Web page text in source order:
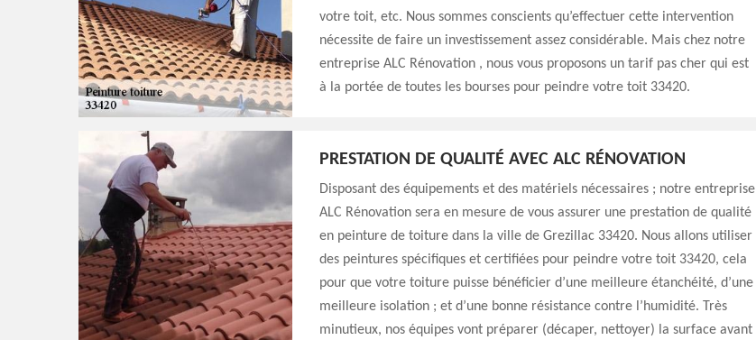
votre toit, etc. Nous sommes conscients qu’effectuer cette intervention
nécessite de faire un investissement assez considérable. Mais chez notre
entreprise ALC Rénovation , nous vous proposons un tarif pas cher qui est
à la portée de toutes les bourses pour peindre votre toit 33420.
PRESTATION DE QUALITÉ AVEC ALC RÉNOVATION
Disposant des équipements et des matériels nécessaires ; notre entreprise
ALC Rénovation sera en mesure de vous assurer une prestation de qualité
en peinture de toiture dans la ville de Grezillac 33420. Nous allons utiliser
des peintures spécifiques et certifiées pour peindre votre toit 33420, cela
pour que votre toiture puisse bénéficier d’une meilleure étanchéité, d’une
meilleure isolation ; et d’une bonne résistance contre l’humidité. Très
minutieux, nos équipes vont préparer (décaper, nettoyer) la surface avant